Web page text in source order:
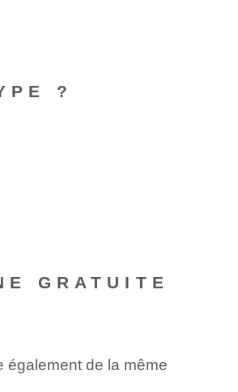
?
GRATUITE
également de la même